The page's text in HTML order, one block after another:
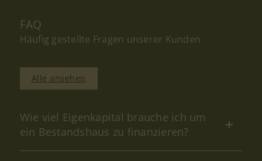
FAQ
Häufig gestellte Fragen unserer Kunden
Alle ansehen
Wie viel Eigenkapital brauche ich um
ein Bestandshaus zu finanzieren?